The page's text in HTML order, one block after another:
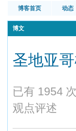
博客首页 动态
博文
圣地亚
已有 1954
观点评述